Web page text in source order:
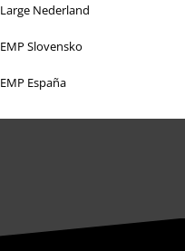
Large Nederland
EMP Slovensko
EMP España